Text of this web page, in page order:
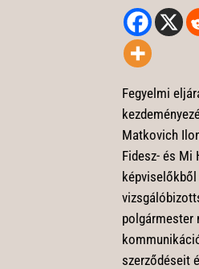
Fegyelmi
Matkovich
Fidesz- és Mi
polgármester
szerződéseit